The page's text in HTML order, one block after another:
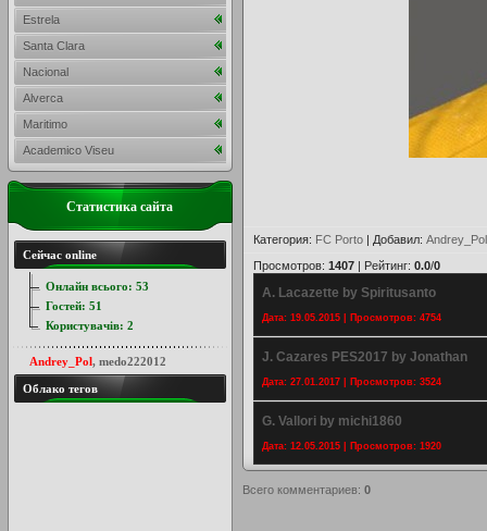
Категория: FC Porto | Добавил: Andrey_Pol
Просмотров: 1407 | Рейтинг: 0.0/0
A. Lacazette by Spiritusanto
Дата: 19.05.2015 | Просмотров: 4754
J. Cazares PES2017 by Jonathan
Дата: 27.01.2017 | Просмотров: 3524
G. Vallori by michi1860
Дата: 12.05.2015 | Просмотров: 1920
Всего комментариев: 0
Estrela
Santa Clara
Nacional
Alverca
Maritimo
Academico Viseu
Статистика сайта
Сейчас online
Онлайн всього: 53
Гостей: 51
Користувачів: 2
Andrey_Pol, medo222012
Облако тегов